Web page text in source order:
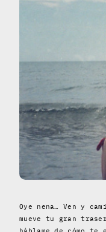
Oye nena… Ven y
mueve tu gran